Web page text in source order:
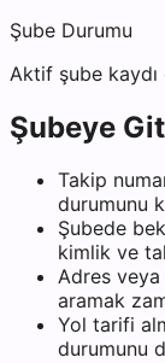
Şube Durumu
Aktif şube
Şubeye
Takip
durumunu
Şubede
kimlik ve
Adres
aramak
Yol tarifi
durumunu